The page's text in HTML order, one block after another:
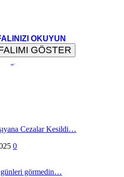
OKUYUN
...
Cezalar Kesildi…
0
günleri görmedin…